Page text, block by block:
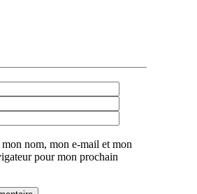
mail
web
nom, mon e-mail et mon
pour mon prochain